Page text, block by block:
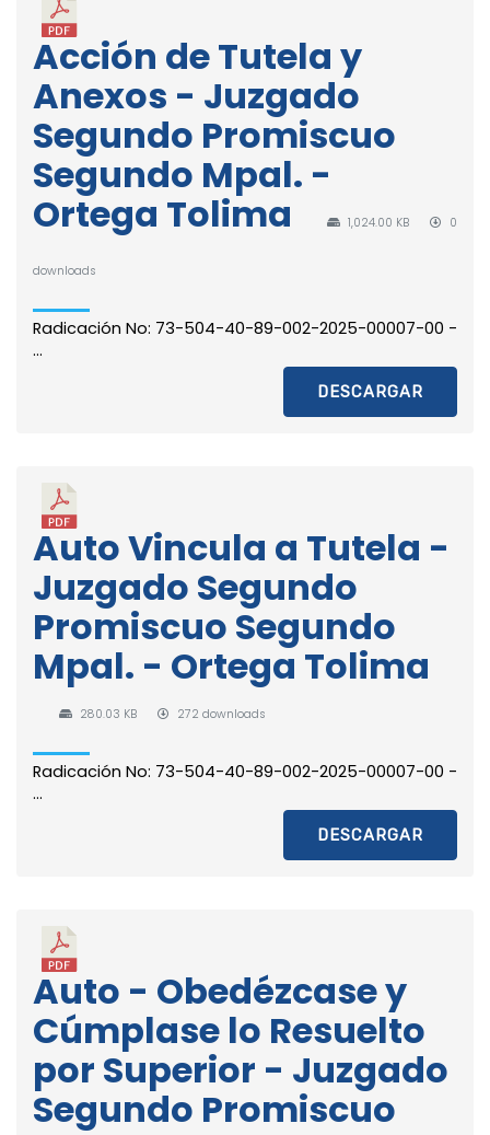
Acción de Tutela y
Anexos - Juzgado
Segundo Promiscuo
Segundo Mpal. -
Ortega Tolima
1,024.00 KB 0
downloads
Radicación No: 73-504-40-89-002-2025-00007-00 -
...
DESCARGAR
Auto Vincula a Tutela -
Juzgado Segundo
Promiscuo Segundo
Mpal. - Ortega Tolima
280.03 KB 272 downloads
Radicación No: 73-504-40-89-002-2025-00007-00 -
...
DESCARGAR
Auto - Obedézcase y
Cúmplase lo Resuelto
por Superior - Juzgado
Segundo Promiscuo